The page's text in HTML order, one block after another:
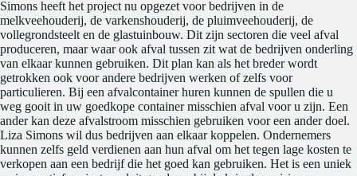
Simons heeft het project nu opgezet voor bedrijven in de
melkveehouderij, de varkenshouderij, de pluimveehouderij, de
vollegrondsteelt en de glastuinbouw. Dit zijn sectoren die veel afval
produceren, maar waar ook afval tussen zit wat de bedrijven onderling
van elkaar kunnen gebruiken. Dit plan kan als het breder wordt
getrokken ook voor andere bedrijven werken of zelfs voor
particulieren. Bij een afvalcontainer huren kunnen de spullen die u
weg gooit in uw goedkope container misschien afval voor u zijn. Een
ander kan deze afvalstroom misschien gebruiken voor een ander doel.
Liza Simons wil dus bedrijven aan elkaar koppelen. Ondernemers
kunnen zelfs geld verdienen aan hun afval om het tegen lage kosten te
verkopen aan een bedrijf die het goed kan gebruiken. Het is een uniek